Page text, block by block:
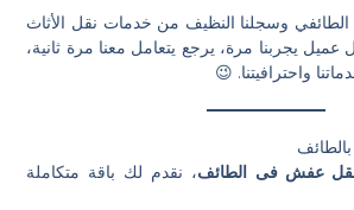
وسجلنا النظيف من خدمات نقل الأثاث
عميل يجربنا مرة، يرجع يتعامل معنا مرة ثانية،
واحترافيتنا. 😉
عفش فى الطائف، نقدم لك باقة متكاملة